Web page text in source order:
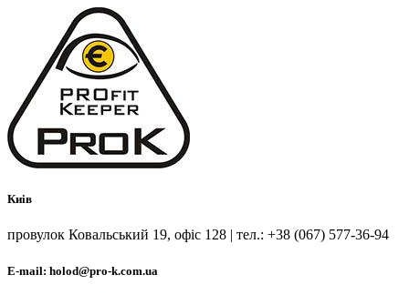
Киів
провулок Ковальський 19, офіс 128 | тел.: +38 (067) 577-36-94
E-mail: holod@pro-k.com.ua